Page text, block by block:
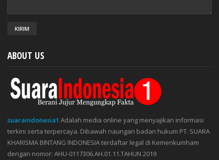
ABOUT US
suaraindonesia1 Adalah media online yang menyajikan informasi
terkini serta terpercaya. Dibawah naungan badan hukum PT. SUARA
KHARISMA BINTANG INDONESIA terdaftar legal di Kemenkumham
dengan nomor: AHU-0117306.AH.01.11.TAHUN 2019